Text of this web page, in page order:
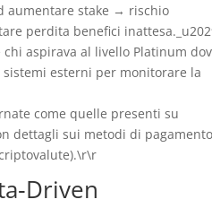
aumentare stake → rischio
perdita benefici
aspirava al livello Platinum
esterni per monitorare la
come quelle presenti su
dettagli sui metodi di pagamento